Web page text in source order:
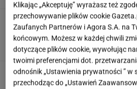
Atak hakerski na
i systemu PUE
Rozpoznasz kraj po
to w quizie
Klikając „Akceptuję” wyrażasz też
przechowywanie plików cookie
Zaufanych Partnerów i Agora S.A. na
końcowym. Możesz w każdej chwili
dotyczące plików cookie, wywołując
twoimi preferencjami dot.
odnośnik „Ustawienia prywatności ” w
przechodząc do „Ustawień